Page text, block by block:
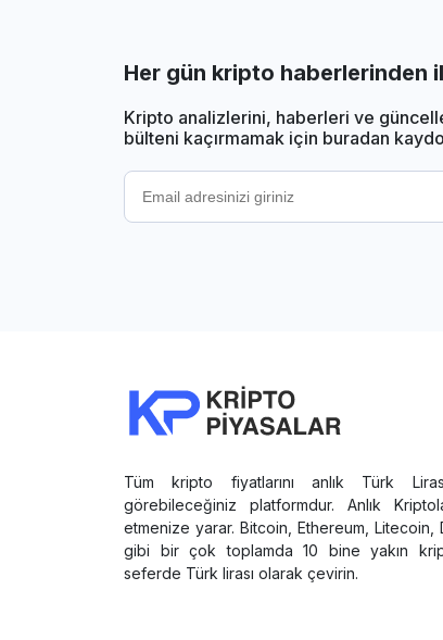
Her gün kripto haberlerinden
Kripto analizlerini, haberleri ve
bülteni kaçırmamak için buradan
Tüm kripto fiyatlarını anlık Türk
görebileceğiniz platformdur. Anlık
etmenize yarar. Bitcoin, Ethereum, Litecoin,
gibi bir çok toplamda 10 bine yakın
seferde Türk lirası olarak çevirin.